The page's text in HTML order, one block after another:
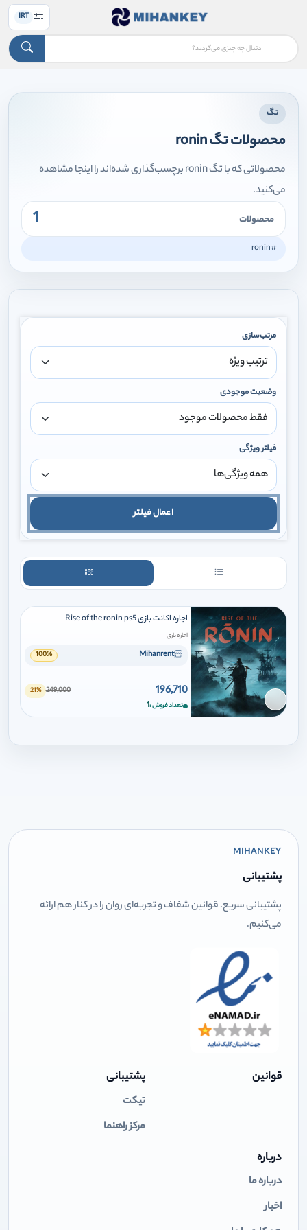
IRT
تگ
محصولات تگ ronin
محصولاتی که با تگ ronin برچسب‌گذاری شده‌اند را اینجا مشاهده
می‌کنید.
محصولات 1
#ronin
مرتب‌سازی
وضعیت موجودی
فیلتر ویژگی
اعمال فیلتر
برای افزودن وارد شوید
اجاره اکانت بازی Rise of the ronin ps5
اجاره بازی
Mihanrent
100%
196,710
249,000
21%
تعداد فروش 1
MIHANKEY
پشتیبانی
پشتیبانی سریع، قوانین شفاف و تجربه‌ای روان را در کنار هم ارائه
می‌کنیم.
قوانین پشتیبانی
تیکت
مرکز راهنما
درباره
درباره ما
اخبار